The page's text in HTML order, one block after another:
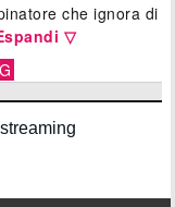
che ignora di
▽